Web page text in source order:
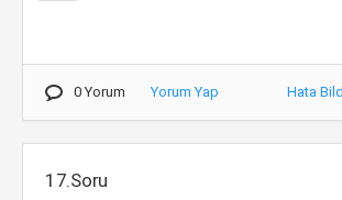
0 Yorum Yorum Yap Hata
17.Soru